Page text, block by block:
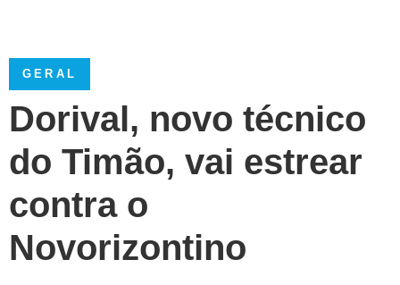
GERAL
Dorival, novo técnico
do Timão, vai estrear
contra o
Novorizontino